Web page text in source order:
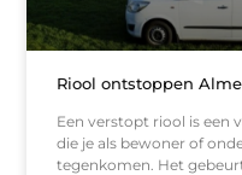
Riool ontstoppen
Een verstopt riool is een
die je als bewoner of
tegenkomen. Het